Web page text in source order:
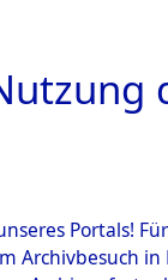
Portals!
Archivbesuch